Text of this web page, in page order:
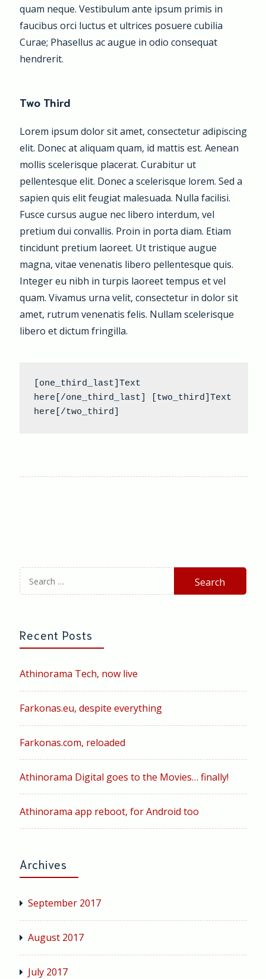
quam neque. Vestibulum ante ipsum primis in
faucibus orci luctus et ultrices posuere cubilia
Curae; Phasellus ac augue in odio consequat
hendrerit.
Two Third
Lorem ipsum dolor sit amet, consectetur adipiscing
elit. Donec at aliquam quam, id mattis est. Aenean
mollis scelerisque placerat. Curabitur ut
pellentesque elit. Donec a scelerisque lorem. Sed a
sapien quis elit feugiat malesuada. Nulla facilisi.
Fusce cursus augue nec libero interdum, vel
pretium dui convallis. Proin in porta diam. Etiam
tincidunt pretium laoreet. Ut tristique augue
magna, vitae venenatis libero pellentesque quis.
Integer eu nibh in turpis laoreet tempus et vel
quam. Vivamus urna velit, consectetur in dolor sit
amet, rutrum venenatis felis. Nullam scelerisque
libero et dictum fringilla.
[one_third_last]Text
here[/one_third_last] [two_third]Text
here[/two_third]
Search
for:
Recent Posts
Athinorama Tech, now live
Farkonas.eu, despite everything
Farkonas.com, reloaded
Athinorama Digital goes to the Movies… finally!
Athinorama app reboot, for Android too
Archives
September 2017
August 2017
July 2017